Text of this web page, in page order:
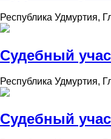
Республика Удмуртия,
Судебный
Республика Удмуртия,
Судебный